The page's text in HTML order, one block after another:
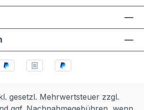
gesetzl. Mehrwertsteuer zzgl.